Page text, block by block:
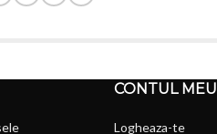
CONTUL MEU
Logheaza-te